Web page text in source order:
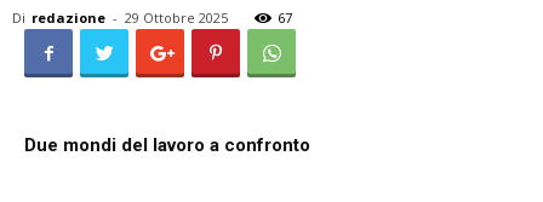
Di redazione - 29 Ottobre 2025 67
Due mondi del lavoro a confronto